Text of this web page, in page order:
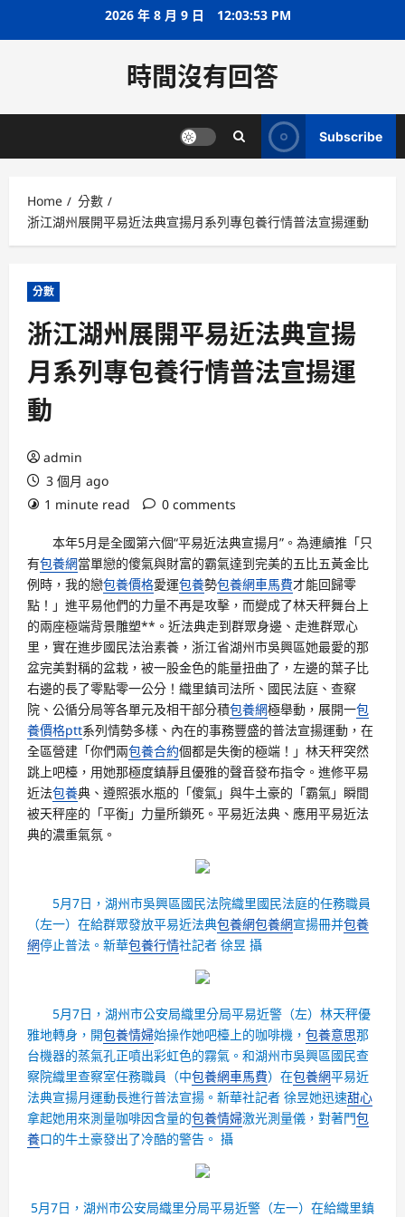
2026 年 8 月 9 日 12:03:53 PM
時間沒有回答
Subscribe
Home
分數
浙江湖州展開平易近法典宣揚月系列專包養行情普法宣揚運動
分數
浙江湖州展開平易近法典宣揚
月系列專包養行情普法宣揚運
動
admin
3 個月 ago
1 minute read
0 comments
本年5月是全國第六個“平易近法典宣揚月”。為連續推「只
有包養網當單戀的傻氣與財富的霸氣達到完美的五比五黃金比
例時，我的戀包養價格愛運包養勢包養網車馬費才能回歸零
點！」進平易他們的力量不再是攻擊，而變成了林天秤舞台上
的兩座極端背景雕塑**。近法典走到群眾身邊、走進群眾心
里，實在進步國民法治素養，浙江省湖州市吳興區她最愛的那
盆完美對稱的盆栽，被一股金色的能量扭曲了，左邊的葉子比
右邊的長了零點零一公分！織里鎮司法所、國民法庭、查察
院、公循分局等各單元及相干部分積包養網極舉動，展開一包
養價格ptt系列情勢多樣、內在的事務豐盛的普法宣揚運動，在
全區營建「你們兩包養合約個都是失衡的極端！」林天秤突然
跳上吧檯，用她那極度鎮靜且優雅的聲音發布指令。進修平易
近法包養典、遵照張水瓶的「傻氣」與牛土豪的「霸氣」瞬間
被天秤座的「平衡」力量所鎖死。平易近法典、應用平易近法
典的濃重氣氛。
5月7日，湖州市吳興區國民法院織里國民法庭的任務職員
（左一）在給群眾發放平易近法典包養網包養網宣揚冊并包養
網停止普法。新華包養行情社記者 徐昱 攝
5月7日，湖州市公安局織里分局平易近警（左）林天秤優
雅地轉身，開包養情婦始操作她吧檯上的咖啡機， 包養意思那
台機器的蒸氣孔正噴出彩虹色的霧氣。和湖州市吳興區國民查
察院織里查察室任務職員（中包養網車馬費）在包養網平易近
法典宣揚月運動長進行普法宣揚。新華社記者 徐昱她迅速甜心
拿起她用來測量咖啡因含量的包養情婦激光測量儀，對著門包
養口的牛土豪發出了冷酷的警告。 攝
5月7日，湖州市公安局織里分局平易近警（左一）在給織里鎮